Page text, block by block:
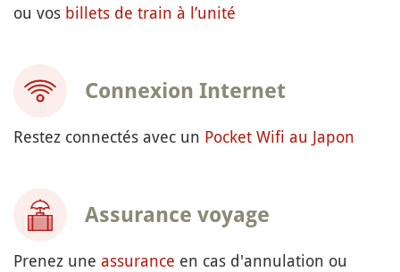
ou vos billets de train à l’unité
Connexion Internet
Restez connectés avec un Pocket Wifi au Japon
Assurance voyage
Prenez une assurance en cas d'annulation ou